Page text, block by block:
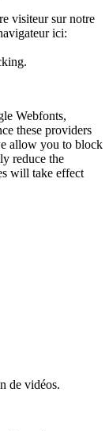
visiteur sur notre
ici:
Webfonts,
these providers
allow you to block
reduce the
will take effect
de vidéos.